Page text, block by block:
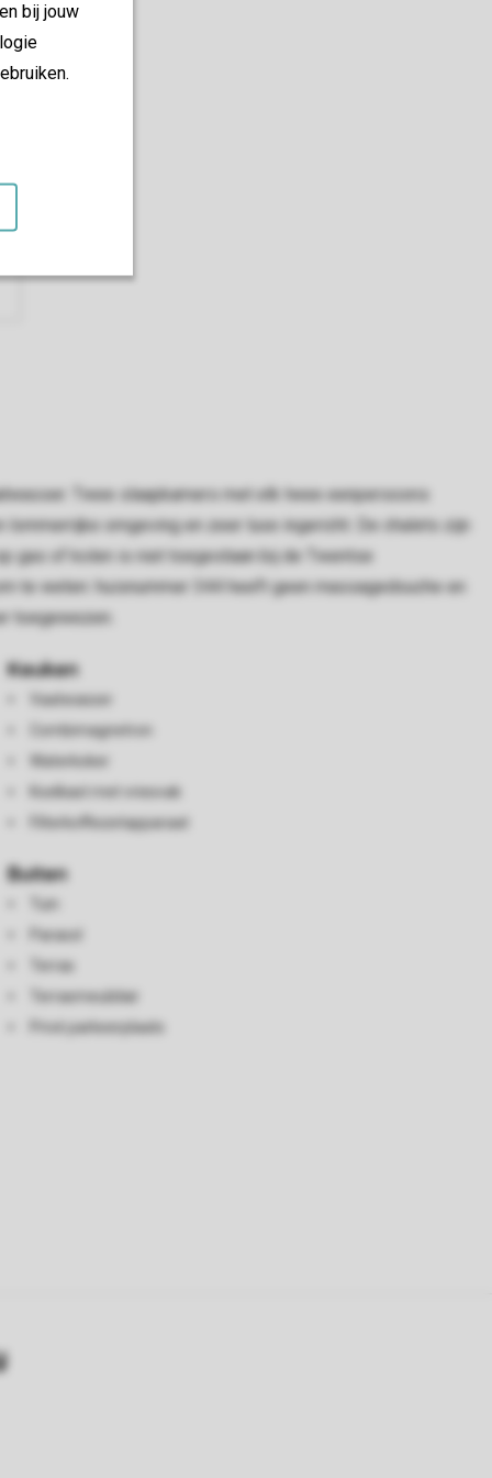
bij jouw
Twee slaapkamers met elk twee eenpersoons
omgeving en zeer luxe ingericht. De chalets zijn
gas of kolen is niet toegestaan bij de Twentse
te weten: huisnummer 344 heeft geen massagedouche en
toegewezen.
Keuken
Vaatwasser
Combimagnetron
Waterkoker
Koelkast met vriesvak
Filterkoffiezetapparaat
Buiten
Tuin
Parasol
Terras
Terrasmeubilair
Privé parkeerplaats